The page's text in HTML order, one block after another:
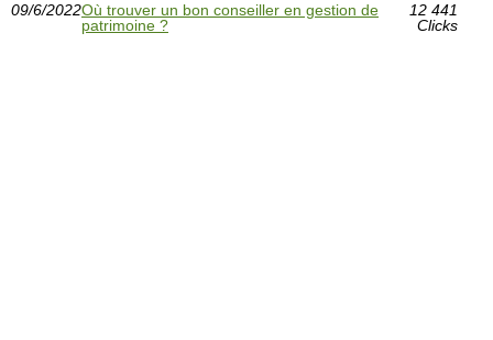
09/6/2022Où trouver un bon conseiller en gestion de
patrimoine ?
12 441
Clicks